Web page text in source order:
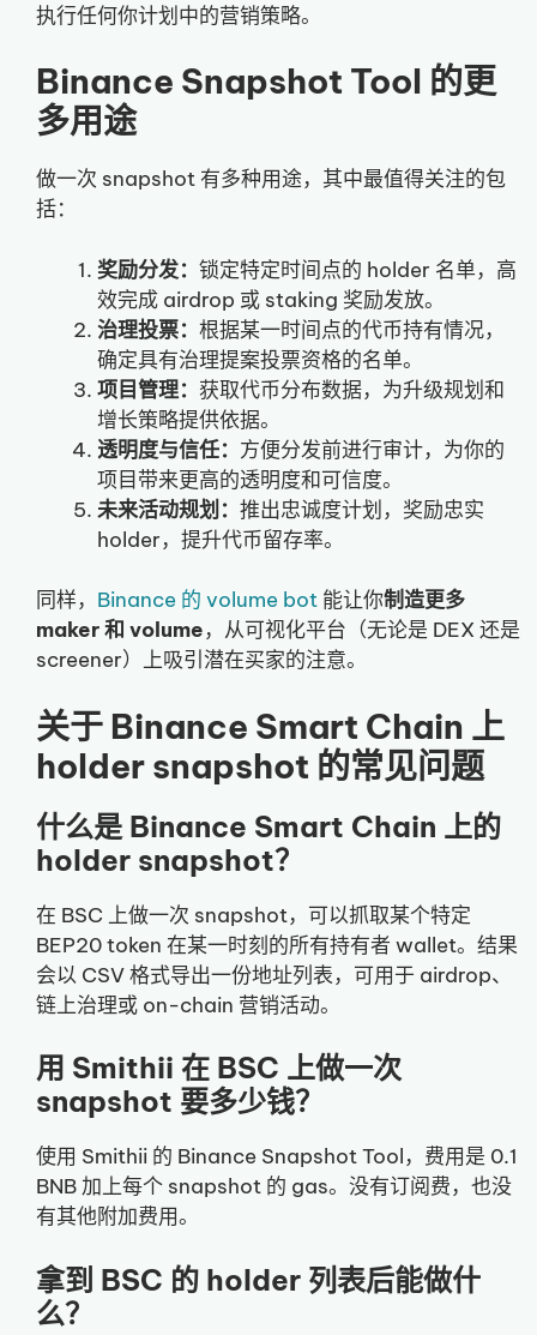
执行任何你计划中的营销策略。
Binance Snapshot Tool 的更
多用途
做一次 snapshot 有多种用途，其中最值得关注的包
括：
奖励分发： 锁定特定时间点的 holder 名单，高
效完成 airdrop 或 staking 奖励发放。
治理投票： 根据某一时间点的代币持有情况，
确定具有治理提案投票资格的名单。
项目管理： 获取代币分布数据，为升级规划和
增长策略提供依据。
透明度与信任： 方便分发前进行审计，为你的
项目带来更高的透明度和可信度。
未来活动规划： 推出忠诚度计划，奖励忠实
holder，提升代币留存率。
同样， Binance 的 volume bot 能让你制造更多
maker 和 volume，从可视化平台（无论是 DEX 还是
screener）上吸引潜在买家的注意。
关于 Binance Smart Chain 上
holder snapshot 的常见问题
什么是 Binance Smart Chain 上的
holder snapshot？
在 BSC 上做一次 snapshot，可以抓取某个特定
BEP20 token 在某一时刻的所有持有者 wallet。结果
会以 CSV 格式导出一份地址列表，可用于 airdrop、
链上治理或 on-chain 营销活动。
用 Smithii 在 BSC 上做一次
snapshot 要多少钱？
使用 Smithii 的 Binance Snapshot Tool，费用是 0.1
BNB 加上每个 snapshot 的 gas。没有订阅费，也没
有其他附加费用。
拿到 BSC 的 holder 列表后能做什
么？